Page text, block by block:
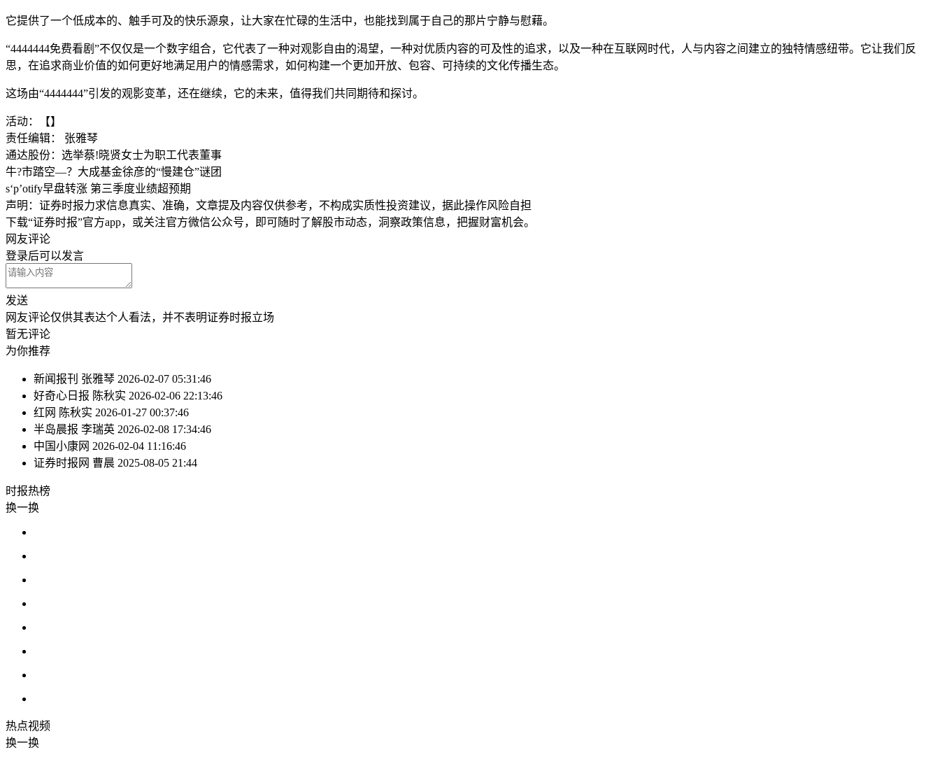
它提供了一个低成本的、触手可及的快乐源泉，让大家在忙碌的生活中，也能找到属于自己的那片宁静与慰藉。
“4444444免费看剧”不仅仅是一个数字组合，它代表了一种对观影自由的渴望，一种对优质内容的可及性的追求，以及一种在互联网时代，人与内容之间建立的独特情感纽带。它让我们反
思，在追求商业价值的如何更好地满足用户的情感需求，如何构建一个更加开放、包容、可持续的文化传播生态。
这场由“4444444”引发的观影变革，还在继续，它的未来，值得我们共同期待和探讨。
活动：【】
责任编辑： 张雅琴
通达股份：选举蔡!晓贤女士为职工代表董事
牛?市踏空—？大成基金徐彦的“慢建仓”谜团
s‘p’otify早盘转涨 第三季度业绩超预期
声明：证券时报力求信息真实、准确，文章提及内容仅供参考，不构成实质性投资建议，据此操作风险自担
下载“证券时报”官方app，或关注官方微信公众号，即可随时了解股市动态，洞察政策信息，把握财富机会。
网友评论
登录后可以发言
发送
网友评论仅供其表达个人看法，并不表明证券时报立场
暂无评论
为你推荐
新闻报刊 张雅琴 2026-02-07 05:31:46
好奇心日报 陈秋实 2026-02-06 22:13:46
红网 陈秋实 2026-01-27 00:37:46
半岛晨报 李瑞英 2026-02-08 17:34:46
中国小康网 2026-02-04 11:16:46
证券时报网 曹晨 2025-08-05 21:44
时报热榜
换一换
热点视频
换一换